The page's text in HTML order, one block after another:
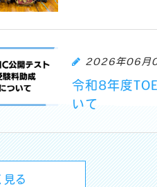
2026年06月
令和8年度
いて
見る